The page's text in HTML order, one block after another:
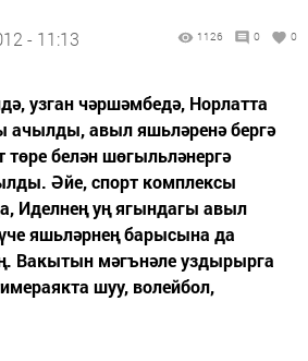
- 11:13 1126 0 0
узган чәршәмбедә, Норлатта
ачылды, авыл яшьләренә бергә
белән шөгыльләнергә
Әйе, спорт комплексы
Иделнең уң ягындагы авыл
яшьләрнең барысына да
Вакытын мәгънәле уздырырга
шуу, волейбол,